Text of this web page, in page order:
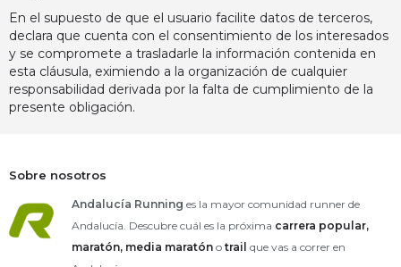
En el supuesto de que el usuario facilite datos de terceros,
declara que cuenta con el consentimiento de los interesados
y se compromete a trasladarle la información contenida en
esta cláusula, eximiendo a la organización de cualquier
responsabilidad derivada por la falta de cumplimiento de la
presente obligación.
Sobre nosotros
Andalucía Running es la mayor comunidad runner de
Andalucía. Descubre cuál es la próxima carrera popular,
maratón, media maratón o trail que vas a correr en